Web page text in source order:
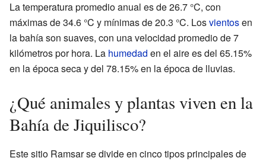
La temperatura promedio anual es de 26.7 °C, con
máximas de 34.6 °C y mínimas de 20.3 °C. Losvientosen
la bahía son suaves, con una velocidad promedio de 7
kilómetros por hora. La humedad en el aire es del 65.15%
en la época seca y del 78.15% en la época de lluvias.
¿Qué animales y plantas viven en la
Bahía de Jiquilisco?
Este sitio Ramsar se divide en cinco tipos principales de